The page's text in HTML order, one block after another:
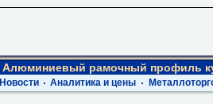
Алюминиевый рамочный профиль
Новости Аналитика и цены